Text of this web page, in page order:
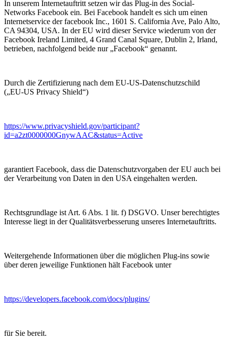
In unserem Internetauftritt setzen wir das Plug-in des Social-
Networks Facebook ein. Bei Facebook handelt es sich um einen
Internetservice der facebook Inc., 1601 S. California Ave, Palo Alto,
CA 94304, USA. In der EU wird dieser Service wiederum von der
Facebook Ireland Limited, 4 Grand Canal Square, Dublin 2, Irland,
betrieben, nachfolgend beide nur „Facebook“ genannt.
Durch die Zertifizierung nach dem EU-US-Datenschutzschild
(„EU-US Privacy Shield“)
https://www.privacyshield.gov/participant?
id=a2zt0000000GnywAAC&status=Active
garantiert Facebook, dass die Datenschutzvorgaben der EU auch bei
der Verarbeitung von Daten in den USA eingehalten werden.
Rechtsgrundlage ist Art. 6 Abs. 1 lit. f) DSGVO. Unser berechtigtes
Interesse liegt in der Qualitätsverbesserung unseres Internetauftritts.
Weitergehende Informationen über die möglichen Plug-ins sowie
über deren jeweilige Funktionen hält Facebook unter
https://developers.facebook.com/docs/plugins/
für Sie bereit.